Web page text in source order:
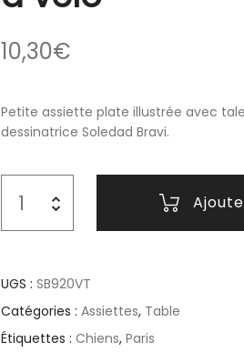
10,30€
Petite assiette plate illustrée avec
dessinatrice Soledad Bravi.
UGS : SB920VT
Catégories : Assiettes, Table
Étiquettes : Chiens, Paris